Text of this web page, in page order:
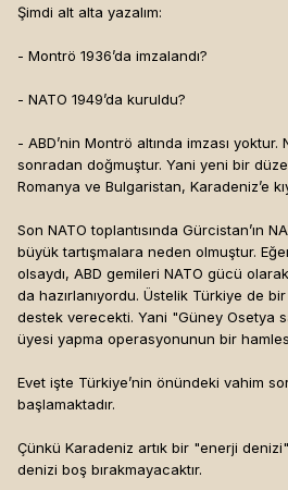
Şimdi alt alta yazalım:
- Montrö 1936’da imzalandı?
- NATO 1949’da kuruldu?
- ABD’nin Montrö altında imzası
sonradan doğmuştur. Yani yeni bir
Romanya ve Bulgaristan, Karadeniz’e
Son NATO toplantısında Gürcistan’ın
büyük tartışmalara neden olmuştur.
olsaydı, ABD gemileri NATO gücü
da hazırlanıyordu. Üstelik Türkiye de
destek verecekti. Yani "Güney Osetya
üyesi yapma operasyonunun bir
Evet işte Türkiye’nin önündeki vahim
başlamaktadır.
Çünkü Karadeniz artık bir "enerji
denizi boş bırakmayacaktır.